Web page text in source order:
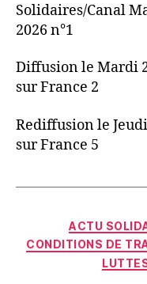
Solidaires/Canal
2026 n°1
Diffusion le Mardi
sur France 2
Rediffusion le
sur France 5
ACTU
CONDITIONS DE